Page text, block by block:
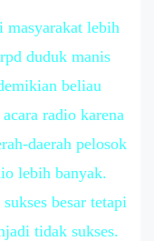
lebih
duduk manis
beliau
radio karena
daerah pelosok
lebih banyak.
besar tetapi
tidak sukses.